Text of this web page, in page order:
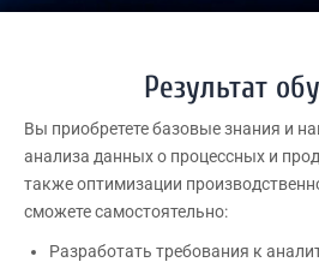
Результат
Вы приобретете базовые знания и
анализа данных о процессных и
также оптимизации
сможете самостоятельно:
Разработать требования к